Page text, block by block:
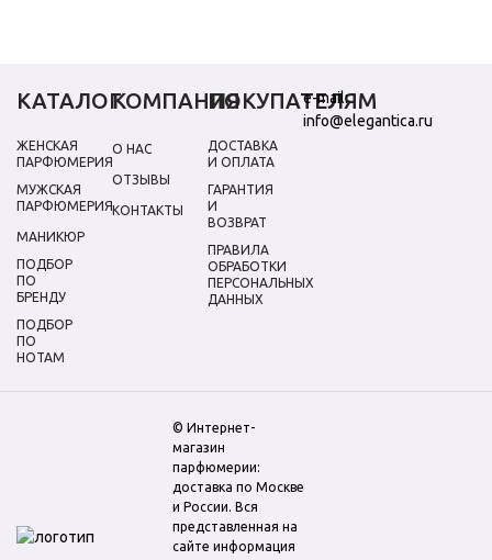
КАТАЛОГ
ЖЕНСКАЯ
ПАРФЮМЕРИЯ
МУЖСКАЯ
ПАРФЮМЕРИЯ
МАНИКЮР
ПОДБОР
ПО
БРЕНДУ
ПОДБОР
ПО
НОТАМ
КОМПАНИЯ
О НАС
ОТЗЫВЫ
КОНТАКТЫ
ПОКУПАТЕЛЯМ
ДОСТАВКА
И ОПЛАТА
ГАРАНТИЯ
И
ВОЗВРАТ
ПРАВИЛА
ОБРАБОТКИ
ПЕРСОНАЛЬНЫХ
ДАННЫХ
e-mail:
info@elegantica.ru
© Интернет-
магазин
парфюмерии:
доставка по Москве
и России. Вся
представленная на
сайте информация